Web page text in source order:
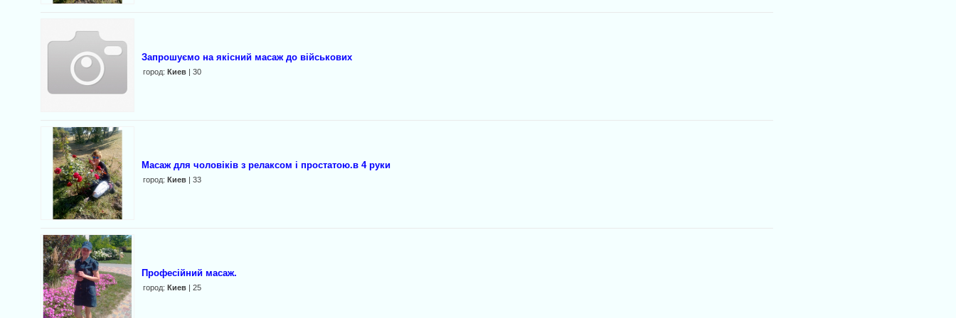
Запрошуємо на якісний масаж до військових
город:Киев | 30
Масаж для чоловіків з релаксом і простатою.в 4 руки
город:Киев | 33
Професійний масаж.
город:Киев | 25